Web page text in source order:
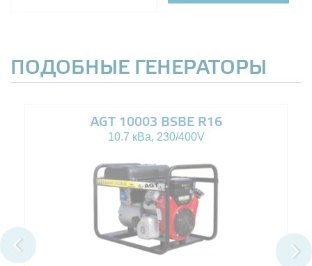
ПОДОБНЫЕ ГЕНЕРАТОРЫ
AGT 10003 BSBE R16
10.7 кВа, 230/400V